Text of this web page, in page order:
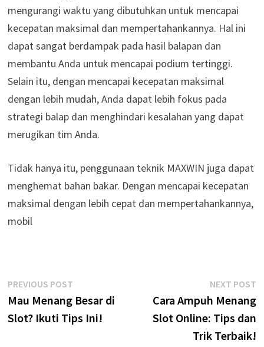
mengurangi waktu yang dibutuhkan untuk mencapai
kecepatan maksimal dan mempertahankannya. Hal ini
dapat sangat berdampak pada hasil balapan dan
membantu Anda untuk mencapai podium tertinggi.
Selain itu, dengan mencapai kecepatan maksimal
dengan lebih mudah, Anda dapat lebih fokus pada
strategi balap dan menghindari kesalahan yang dapat
merugikan tim Anda.
Tidak hanya itu, penggunaan teknik MAXWIN juga dapat
menghemat bahan bakar. Dengan mencapai kecepatan
maksimal dengan lebih cepat dan mempertahankannya,
mobil
Navigasi
pos
PREVIOUS POSTPrevious
post:
Mau Menang Besar di
Slot? Ikuti Tips Ini!
NEXT POST
Cara Ampuh Menang
Slot Online: Tips dan
Trik Terbaik!